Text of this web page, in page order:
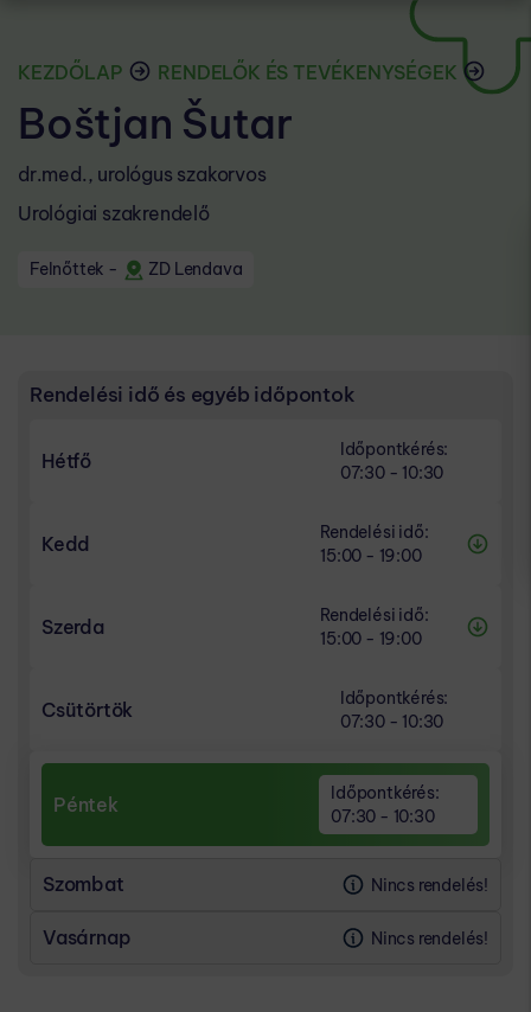
KEZDŐLAP RENDELŐK ÉS TEVÉKENYSÉGEK
Boštjan Šutar
dr.med., urológus szakorvos
Urológiai szakrendelő
Felnőttek - ZD Lendava
Rendelési idő és egyéb időpontok
Hétfő
Időpontkérés:
07:30 - 10:30
Kedd
Rendelési idő:
15:00 - 19:00
15:00 - 19:00
07:30 - 10:30
Szerda
Rendelési idő:
15:00 - 19:00
15:00 - 19:00
IDŐPONTKÉRÉS
Csütörtök
Időpontkérés:
07:30 - 10:30
Péntek
Időpontkérés:
07:30 - 10:30
Szombat Nincs rendelés!
Vasárnap Nincs rendelés!